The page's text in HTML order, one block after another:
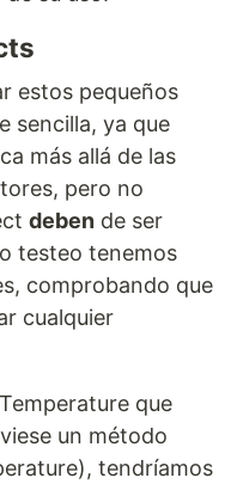
estos pequeños
sencilla, ya que
más allá de las
pero no
deben de ser
testeo tenemos
comprobando que
cualquier
que
un método
tendríamos